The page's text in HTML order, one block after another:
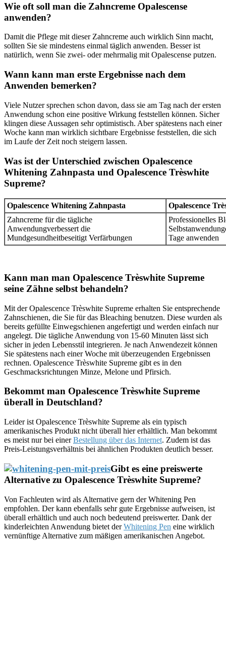
Wie oft soll man die Zahncreme Opalescense
anwenden?
Damit die Pflege mit dieser Zahncreme auch wirklich Sinn macht,
sollten Sie sie mindestens einmal täglich anwenden. Besser ist
natürlich, wenn Sie zwei- oder mehrmalig mit Opalescense putzen.
Wann kann man erste Ergebnisse nach dem
Anwenden bemerken?
Viele Nutzer sprechen schon davon, dass sie am Tag nach der ersten
Anwendung schon eine positive Wirkung feststellen können. Sicher
klingen diese Aussagen sehr optimistisch. Aber spätestens nach einer
Woche kann man wirklich sichtbare Ergebnisse feststellen, die sich
im Laufe der Zeit noch steigern lassen.
Was ist der Unterschied zwischen Opalescence
Whitening Zahnpasta und Opalescence Trèswhite
Supreme?
Opalescence Whitening Zahnpasta
Opalescence
Zahncreme für die tägliche
Anwendungverbessert die
Mundgesundheitbeseitigt Verfärbungen
Professionelles
Tage anwenden
Kann man man Opalescence Trèswhite Supreme
seine Zähne selbst behandeln?
Mit der Opalescence Trèswhite Supreme erhalten Sie entsprechende
Zahnschienen, die Sie für das Bleaching benutzen. Diese wurden als
bereits gefüllte Einwegschienen angefertigt und werden einfach nur
angelegt. Die tägliche Anwendung von 15-60 Minuten lässt sich
sicher in jeden Lebensstil integrieren. Je nach Anwendezeit können
Sie spätestens nach einer Woche mit überzeugenden Ergebnissen
rechnen. Opalescence Trèswhite Supreme gibt es in den
Geschmacksrichtungen Minze, Melone und Pfirsich.
Bekommt man Opalescence Trèswhite Supreme
überall in Deutschland?
Leider ist Opalescence Trèswhite Supreme als ein typisch
amerikanisches Produkt nicht überall hier erhältlich. Man bekommt
es meist nur bei einerBestellung über das Internet. Zudem ist das
Preis-Leistungsverhältnis bei ähnlichen Produkten deutlich besser.
Gibt es eine preiswerte
Alternative zu Opalescence Trèswhite Supreme?
Von Fachleuten wird als Alternative gern der Whitening Pen
empfohlen. Der kann ebenfalls sehr gute Ergebnisse aufweisen, ist
überall erhältlich und auch noch bedeutend preiswerter. Dank der
kinderleichten Anwendung bietet derWhitening Pen eine wirklich
vernünftige Alternative zum mäßigen amerikanischen Angebot.